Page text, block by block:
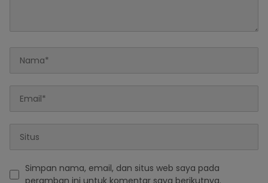
Simpan nama, email, dan situs web saya pada